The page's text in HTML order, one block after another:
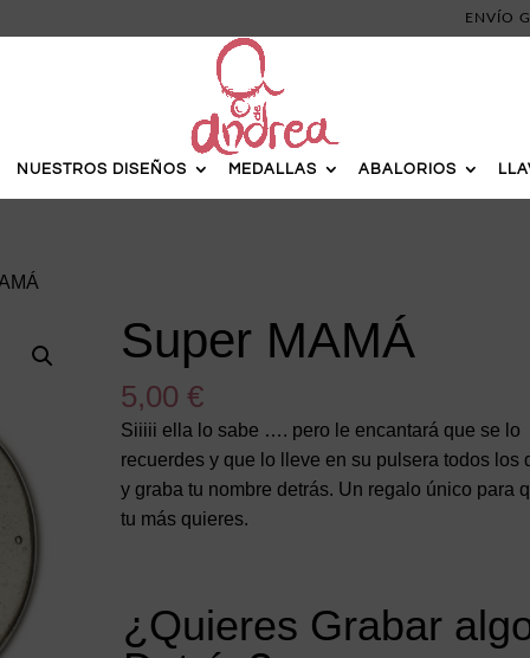
ENVÍO
NUESTROS DISEÑOS MEDALLAS ABALORIOS
Super MAMÁ
5,00 €
Siiiii ella lo sabe …. pero le encantará que se lo
recuerdes y que lo lleve en su pulsera todos los
y graba tu nombre detrás. Un regalo único para
tu más quieres.
¿Quieres Grabar